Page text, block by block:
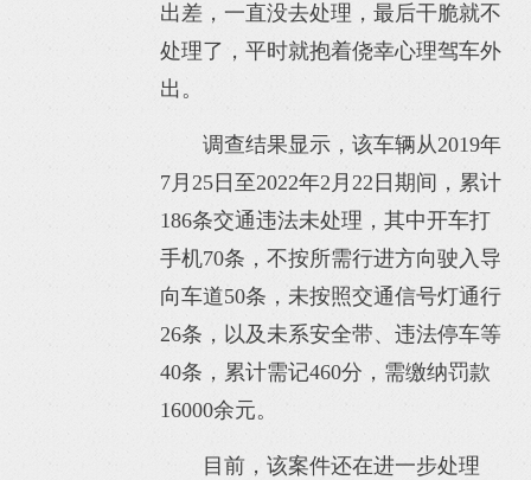
出差，一直没去处理，最后干脆就不
处理了，平时就抱着侥幸心理驾车外
出。
调查结果显示，该车辆从2019年
7月25日至2022年2月22日期间，累计
186条交通违法未处理，其中开车打
手机70条，不按所需行进方向驶入导
向车道50条，未按照交通信号灯通行
26条，以及未系安全带、违法停车等
40条，累计需记460分，需缴纳罚款
16000余元。
目前，该案件还在进一步处理